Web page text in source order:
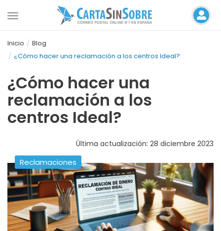
Toggle
Inicio
Blog
¿Cómo hacer una reclamación a los centros Ideal?
¿Cómo hacer una
reclamación a los
centros Ideal?
Última actualización: 28 diciembre 2023
Reclamaciones